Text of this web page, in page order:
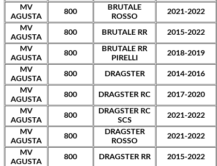
MV
AGUSTA
800
BRUTALE
ROSSO
2021-2022
MV
AGUSTA
800 BRUTALE RR 2015-2022
MV
AGUSTA
800
BRUTALE RR
PIRELLI
2018-2019
MV
AGUSTA
800 DRAGSTER 2014-2016
MV
AGUSTA
800 DRAGSTER RC 2017-2020
MV
AGUSTA
800
DRAGSTER RC
SCS
2021-2022
MV
AGUSTA
800
DRAGSTER
ROSSO
2021-2022
MV
AGUSTA
800 DRAGSTER RR 2015-2022